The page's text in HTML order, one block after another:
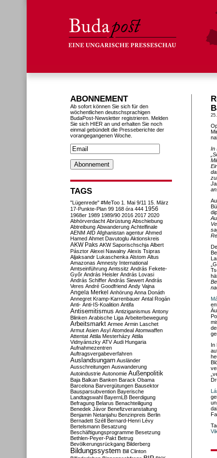
In
In
ABONNEMENT
Ab sofort können Sie sich für den
wöchentlichen deutschsprachigen
BudaPost-Newsletter registrieren. Melden
Sie sich HIER an und erhalten Sie noch
einmal gebündelt die Presseberichte der
vorangegangenen Woche.
TAGS
"Lügenrede" #MeToo 1. Mai 9/11 15. März
17-Punkte-Plan 99 168 óra 444 1956
1968er 1989 1989/90 2016 2017 2020
Abhörverdacht Abrüstung Abschiebung
Abtreibung Abwanderung Achtelfinale
AENM AfD Afghanistan agentur Ahmed
Hamed Ahmet Davutoglu Aktionskreis
AKW Paks AKW Saporischschja Albert
Pásztor Alexei Nawalny Alexis Tsipras
Aljaksandr Lukaschenka Alstom Altus
Amazonas Amnesty International
Amtseinführung Amtssitz András Fekete-
Győr András Heisler András Lovasi
András Schiffer András Siewert András
Veres André Goodfriend Andy Vajna
Angela Merkel Anhörung Anna Donáth
Annegret Kramp-Karrenbauer Antal Rogán
Anti- Anti-IS-Koalition Antifa
Antisemitismus Antiziganismus Antony
Blinken Arabische Liga Arbeiterbewegung
Arbeitsmarkt Armee Armin Laschet
Armut Asien Asyl Atomdeal Atomwaffen
Attentat Attila Mesterházy Attila
Vidnyánszky ATV Audi Hungaria
Aufnahmezentren
Auftragsvergabeverfahren
Auslandsungarn Ausländer
Ausschreitungen Auswanderung
Autoindustrie Autonomie Außenpolitik
Baja Balkan Banken Barack Obama
Barcelona Barvergütungen Bausektor
Bausparsubvention Bayerische
Landtagswahl BayernLB Beerdigung
Befragung Belarus Benachteiligung
Benedek Jávor Benefizveranstaltung
Benjamin Netanjahu Benzinpreis Berlin
Bernadett Széll Bernard-Henri Lévy
Bertelsmann Besatzung
Beschäftigungsprogramme Besetzung
Bethlen-Peyer-Pakt Betrug
Bevölkerungsrückgang Bilderberg
Bildungssystem Bill Clinton